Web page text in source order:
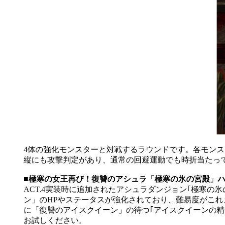
4体の強化モンスターと対戦するラウンドです。各モン
縦にも攻撃判定があり、通常の回避運動でも時折当た
■極寒の女王再び！復讐のアシュラ「極寒の氷の宮殿」
ACT.4実装時に追加されたアシュラダンジョン｢極寒の
ン」のHPやステータスが強化されており、難易度がこ
に「復讐のアイスクイーン」の待つ｢アイスクイーンの
お試しください。